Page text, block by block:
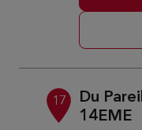
17
Du
14EME